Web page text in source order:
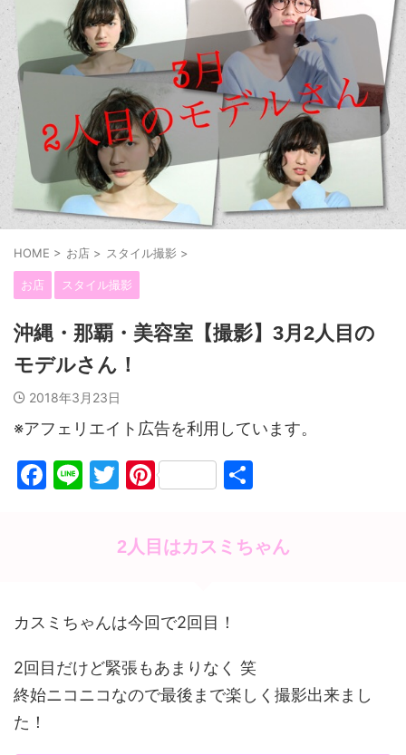
HOME > お店 > スタイル撮影 >
お店 スタイル撮影
沖縄・那覇・美容室【撮影】3月2人目の
モデルさん！
2018年3月23日
※アフェリエイト広告を利用しています。
F
o
k
Li T
itt
er
Pi
er
e
2人目はカスミちゃん
カスミちゃんは今回で2回目！
2回目だけど緊張もあまりなく 笑
終始ニコニコなので最後まで楽しく撮影出来まし
た！